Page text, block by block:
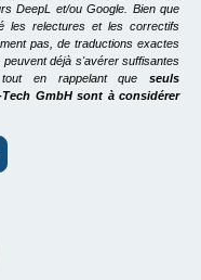
DeepL et/ou Google. Bien que
les relectures et les correctifs
pas, de traductions exactes
déjà s'avérer suffisantes
en rappelant que seuls
GmbH sont à considérer